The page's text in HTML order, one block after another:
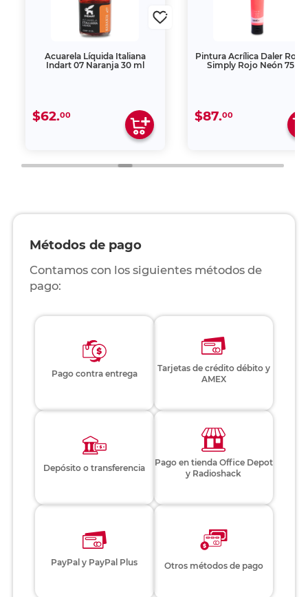
Acuarela Líquida Italiana
Indart 07 Naranja 30 ml
$62. 00
Pintura Acrílica Daler
Simply Rojo Neón 75 ml
$87. 00
Métodos de pago
Contamos con los siguientes métodos de
pago:
Pago contra entrega
Tarjetas de crédito débito y
AMEX
Depósito o transferencia
Pago en tienda Office Depot
y Radioshack
PayPal y PayPal Plus Otros métodos de pago